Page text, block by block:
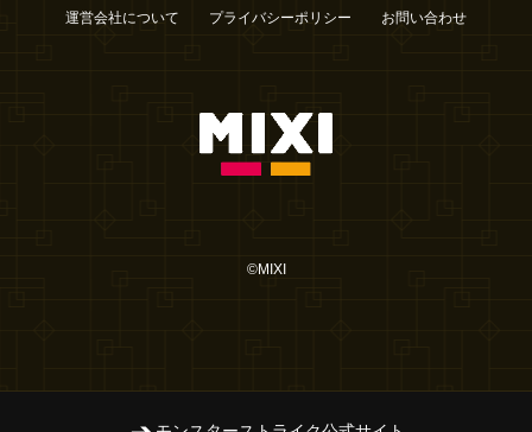
運営会社について プライバシーポリシー お問い合わせ
©MIXI